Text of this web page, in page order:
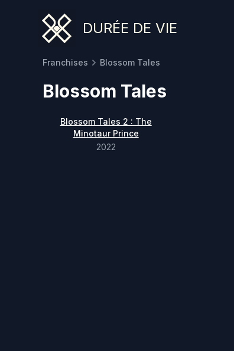
DURÉE DE VIE
Franchises Blossom Tales
Blossom Tales
Blossom Tales 2 : The
Minotaur Prince
2022